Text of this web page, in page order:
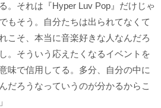
。それは『Hyper Luv Pop』だけじゃ
もそう。自分たちは出られてなくて
こそ、本当に音楽好きな人なんだろ
。そういう応えたくなるイベントを
味で信用してる。多分、自分の中に
だろうなっていうのが分かるからこ